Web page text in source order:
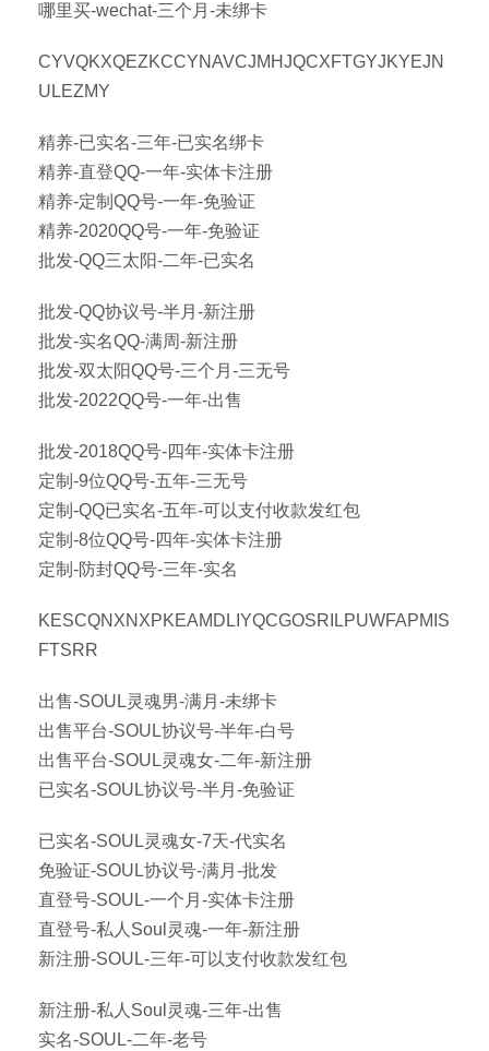
哪里买-wechat-三个月-未绑卡
CYVQKXQEZKCCYNAVCJMHJQCXFTGYJKYEJN
ULEZMY
精养-已实名-三年-已实名绑卡
精养-直登QQ-一年-实体卡注册
精养-定制QQ号-一年-免验证
精养-2020QQ号-一年-免验证
批发-QQ三太阳-二年-已实名
批发-QQ协议号-半月-新注册
批发-实名QQ-满周-新注册
批发-双太阳QQ号-三个月-三无号
批发-2022QQ号-一年-出售
批发-2018QQ号-四年-实体卡注册
定制-9位QQ号-五年-三无号
定制-QQ已实名-五年-可以支付收款发红包
定制-8位QQ号-四年-实体卡注册
定制-防封QQ号-三年-实名
KESCQNXNXPKEAMDLIYQCGOSRILPUWFAPMIS
FTSRR
出售-SOUL灵魂男-满月-未绑卡
出售平台-SOUL协议号-半年-白号
出售平台-SOUL灵魂女-二年-新注册
已实名-SOUL协议号-半月-免验证
已实名-SOUL灵魂女-7天-代实名
免验证-SOUL协议号-满月-批发
直登号-SOUL-一个月-实体卡注册
直登号-私人Soul灵魂-一年-新注册
新注册-SOUL-三年-可以支付收款发红包
新注册-私人Soul灵魂-三年-出售
实名-SOUL-二年-老号